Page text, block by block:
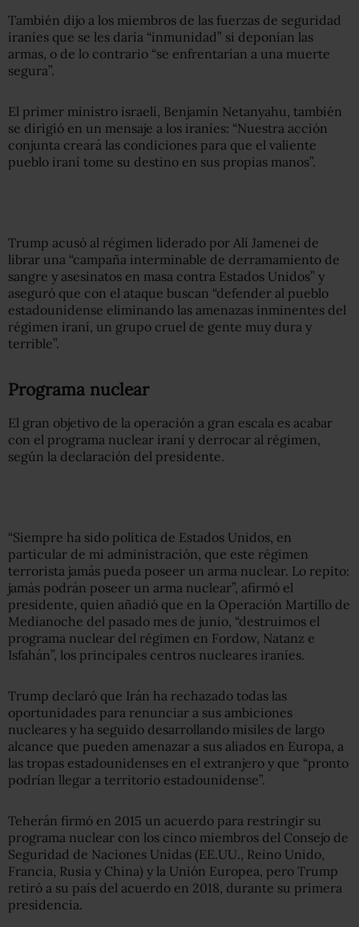
También dijo a los miembros de las fuerzas de seguridad
iraníes que se les daría “inmunidad” si deponían las
armas, o de lo contrario “se enfrentarían a una muerte
segura”.
El primer ministro israelí, Benjamin Netanyahu, también
se dirigió en un mensaje a los iraníes: “Nuestra acción
conjunta creará las condiciones para que el valiente
pueblo iraní tome su destino en sus propias manos”.
Trump acusó al régimen liderado por Alí Jamenei de
librar una “campaña interminable de derramamiento de
sangre y asesinatos en masa contra Estados Unidos” y
aseguró que con el ataque buscan “defender al pueblo
estadounidense eliminando las amenazas inminentes del
régimen iraní, un grupo cruel de gente muy dura y
terrible”.
Programa nuclear
El gran objetivo de la operación a gran escala es acabar
con el programa nuclear iraní y derrocar al régimen,
según la declaración del presidente.
“Siempre ha sido política de Estados Unidos, en
particular de mi administración, que este régimen
terrorista jamás pueda poseer un arma nuclear. Lo repito:
jamás podrán poseer un arma nuclear”, afirmó el
presidente, quien añadió que en la Operación Martillo de
Medianoche del pasado mes de junio, “destruimos el
programa nuclear del régimen en Fordow, Natanz e
Isfahán”, los principales centros nucleares iraníes.
Trump declaró que Irán ha rechazado todas las
oportunidades para renunciar a sus ambiciones
nucleares y ha seguido desarrollando misiles de largo
alcance que pueden amenazar a sus aliados en Europa, a
las tropas estadounidenses en el extranjero y que “pronto
podrían llegar a territorio estadounidense”.
Teherán firmó en 2015 un acuerdo para restringir su
programa nuclear con los cinco miembros del Consejo de
Seguridad de Naciones Unidas (EE.UU., Reino Unido,
Francia, Rusia y China) y la Unión Europea, pero Trump
retiró a su país del acuerdo en 2018, durante su primera
presidencia.